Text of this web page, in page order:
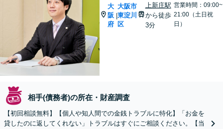
大
阪
府
|
大阪市
東淀川
区
上新庄駅
から徒歩
3分
営業時間：09:00~
21:00（土日祝
日）
相手(債務者)の所在・財産調査
【初回相談無料】【個人や知人間での金銭トラブルに特化】「お金を
貸したのに返してくれない」トラブルはすぐにご相談ください。【当